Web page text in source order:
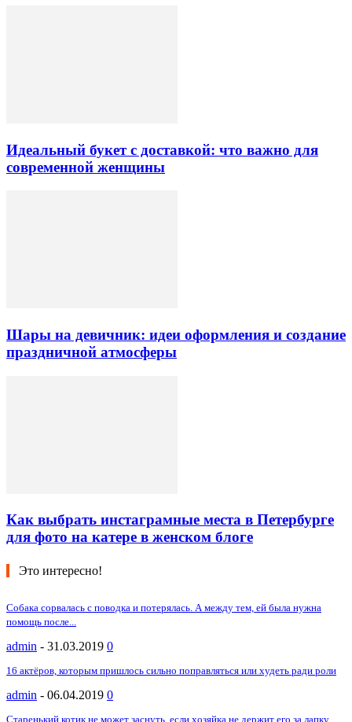
Идеальный букет с доставкой: что важно для
современной женщины
Шары на девичник: идеи оформления и создание
праздничной атмосферы
Как выбрать инстаграмные места в Петербурге
для фото на катере в женском блоге
Это интересно!
Собака сорвалась с поводка и потерялась. А между тем, ей была нужна
помощь после...
admin - 31.03.2019 0
16 актёров, которым пришлось сильно поправляться или худеть ради роли
admin - 06.04.2019 0
Старенький котик не может заснуть, если хозяйка не держит его за лапку